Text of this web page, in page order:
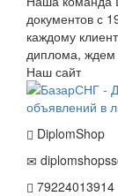
документов с
каждому
диплома, ждем
Наш сайт
DiplomShop
79224013914